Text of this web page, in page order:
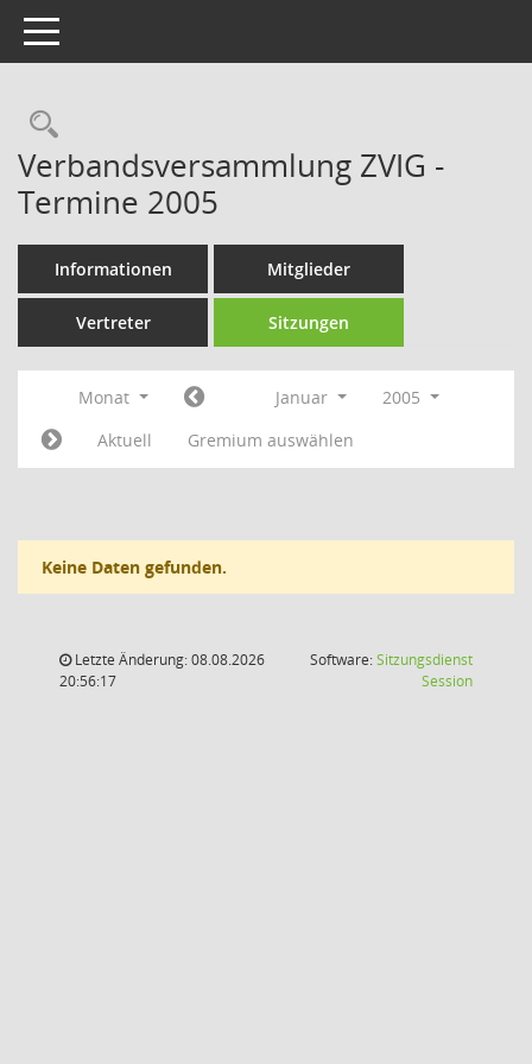
Toggle navigation
Rechercheauswahl
Verbandsversammlung ZVIG -
Termine 2005
Informationen Mitglieder
Vertreter Sitzungen
Monat Januar
2005
Aktuell
Gremium auswählen
Keine Daten gefunden.
Letzte Änderung: 08.08.2026
20:56:17
Software:Sitzungsdienst
Session(Wird in